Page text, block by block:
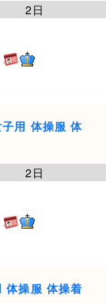
2日
用 体操服 体
2日
体操服 体操着